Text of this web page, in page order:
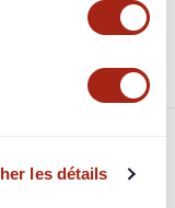
les détails
à Strasbourg